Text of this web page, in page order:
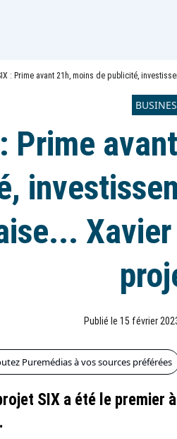
: Prime avant 21h, moins de publicité,
Prime
Publié le 15 février
Puremédias à vos sources préférées
SIX a été le premier